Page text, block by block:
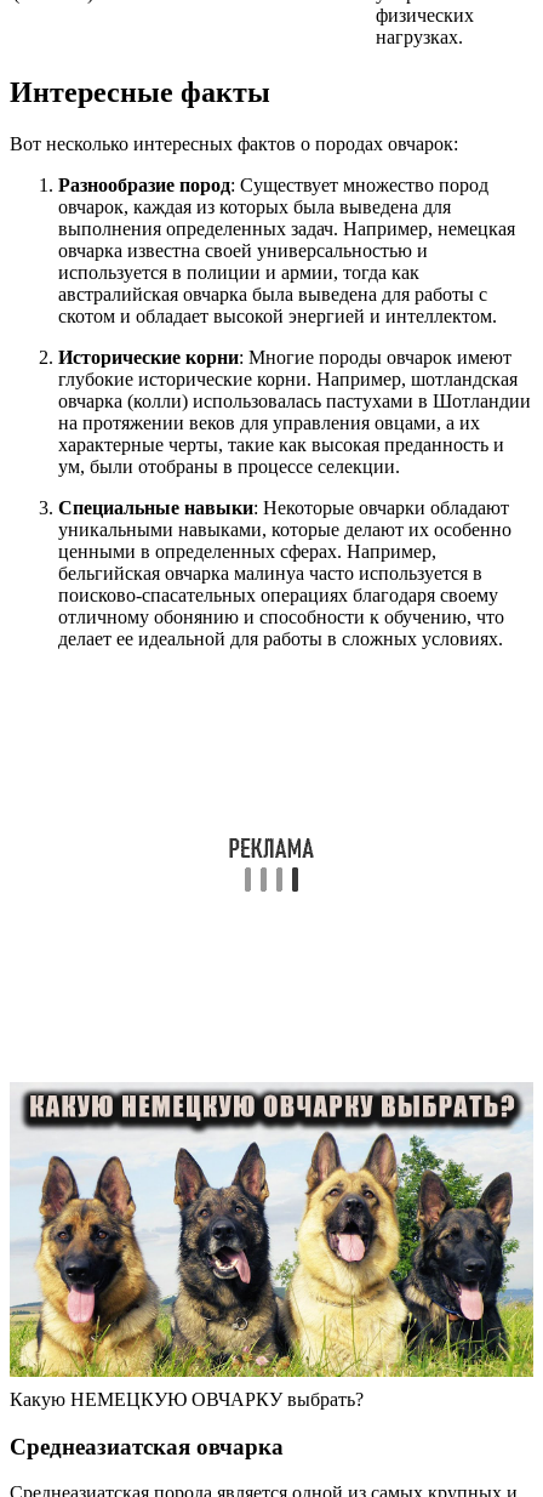
физических
нагрузках.
Интересные факты
Вот несколько интересных фактов о породах овчарок:
Разнообразие пород: Существует множество пород
овчарок, каждая из которых была выведена для
выполнения определенных задач. Например, немецкая
овчарка известна своей универсальностью и
используется в полиции и армии, тогда как
австралийская овчарка была выведена для работы с
скотом и обладает высокой энергией и интеллектом.
Исторические корни: Многие породы овчарок имеют
глубокие исторические корни. Например, шотландская
овчарка (колли) использовалась пастухами в Шотландии
на протяжении веков для управления овцами, а их
характерные черты, такие как высокая преданность и
ум, были отобраны в процессе селекции.
Специальные навыки: Некоторые овчарки обладают
уникальными навыками, которые делают их особенно
ценными в определенных сферах. Например,
бельгийская овчарка малинуа часто используется в
поисково-спасательных операциях благодаря своему
отличному обонянию и способности к обучению, что
делает ее идеальной для работы в сложных условиях.
Какую НЕМЕЦКУЮ ОВЧАРКУ выбрать?
Среднеазиатская овчарка